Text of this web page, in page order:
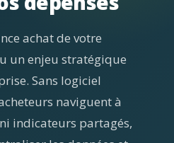
achat de votre
un enjeu stratégique
Sans logiciel
naviguent à
indicateurs partagés,